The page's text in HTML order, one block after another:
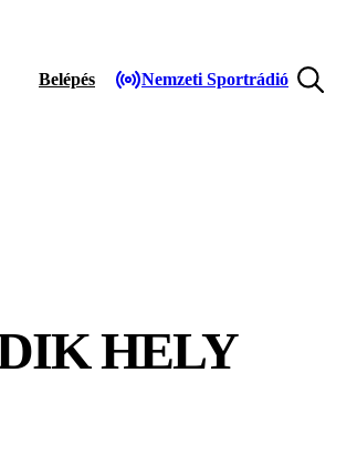
Belépés Nemzeti Sportrádió
HELY